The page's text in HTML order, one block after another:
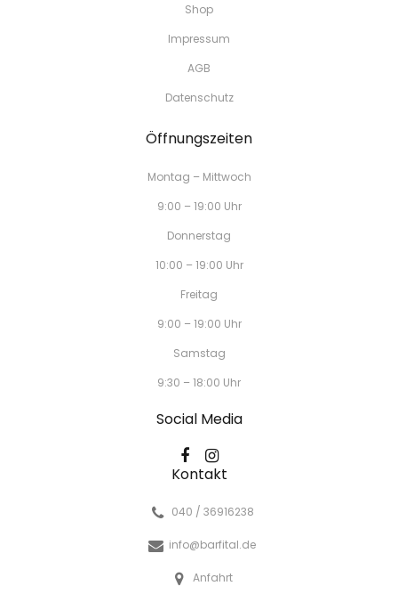
Shop
Impressum
AGB
Datenschutz
Öffnungszeiten
Montag – Mittwoch
9:00 – 19:00 Uhr
Donnerstag
10:00 – 19:00 Uhr
Freitag
9:00 – 19:00 Uhr
Samstag
9:30 – 18:00 Uhr
Social Media
Kontakt
040 / 36916238
info@barfital.de
Anfahrt